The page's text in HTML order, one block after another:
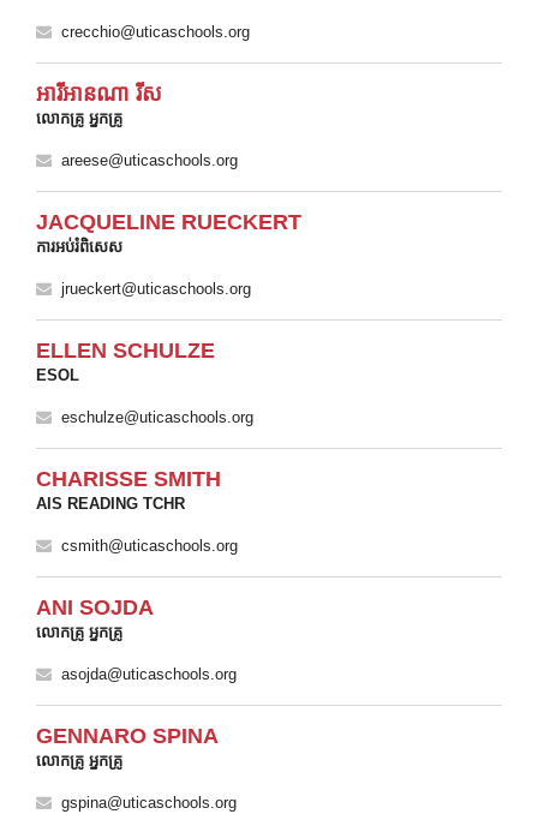
crecchio@uticaschools.org
អារីអានណា រីស
លោកគ្រូ អ្នកគ្រូ
areese@uticaschools.org
JACQUELINE RUECKERT
ការអប់រំពិសេស
jrueckert@uticaschools.org
ELLEN SCHULZE
ESOL
eschulze@uticaschools.org
CHARISSE SMITH
AIS READING TCHR
csmith@uticaschools.org
ANI SOJDA
លោកគ្រូ អ្នកគ្រូ
asojda@uticaschools.org
GENNARO SPINA
លោកគ្រូ អ្នកគ្រូ
gspina@uticaschools.org